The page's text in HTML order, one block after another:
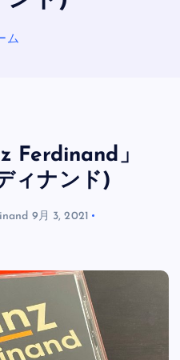
ム
Ferdinand」
ィナンド)
9月 3, 2021